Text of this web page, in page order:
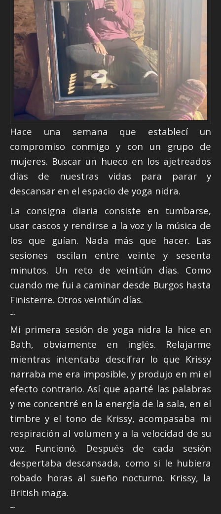
Hace una semana que establecí un
compromiso conmigo y con un grupo de
mujeres. Buscar un hueco en los ajetreados
días de nuestras vidas para parar y
descansar en el espacio de yoga nidra.
La consigna diaria consiste en tumbarse,
usar cascos y rendirse a la voz y la música de
los que guían. Nada más que hacer. Las
sesiones oscilan entre veinte y sesenta
minutos. Un reto de veintiún días. Como
cuando me fui a caminar desde Burgos hasta
Finisterre. Otros veintiún días.
~
Mi primera sesión de yoga nidra la hice en
Bath, obviamente en inglés. Relajarme
mientras intentaba descifrar lo que Krissy
narraba me era imposible, y produjo en mi el
efecto contrario. Así que aparté las palabras
y me concentré en la energía de la sala, en el
timbre y el tono de Krissy, acompasaba mi
respiración al volumen y a la velocidad de su
voz. Funcionó. Después de cada sesión
despertaba descansada, como si le hubiera
robado horas al sueño nocturno. Krissy, la
British maga.
~